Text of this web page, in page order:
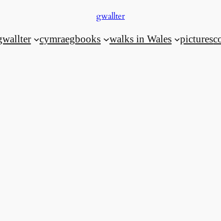
gwallter
cymraegbooks walks in Wales pictures